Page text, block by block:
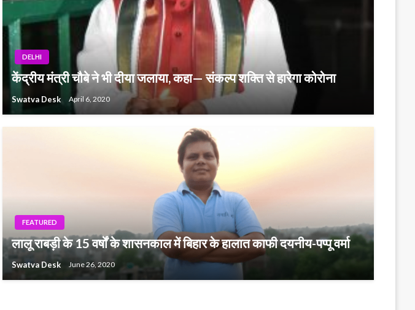
DELHI
केंद्रीय मंत्री चौबे ने भी दीया जलाया, कहा— संकल्प शक्ति से हारेगा कोरोना
Swatva Desk April 6, 2020
FEATURED
लालू राबड़ी के 15 वर्षों के शासनकाल में बिहार के हालात काफी दयनीय-पप्पू वर्मा
Swatva Desk June 26, 2020